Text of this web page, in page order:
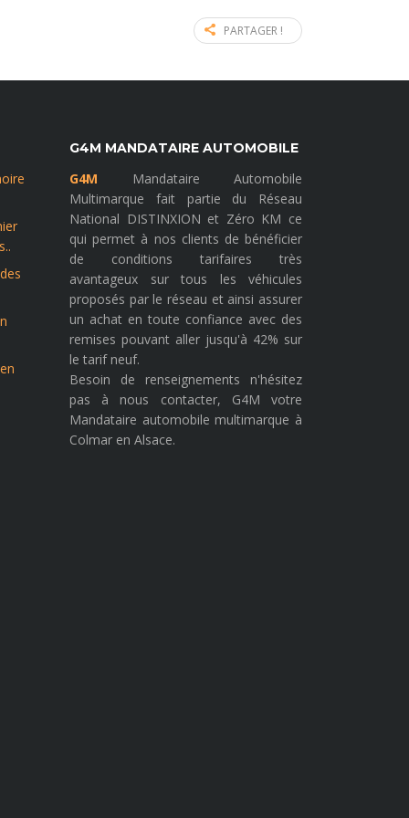
PARTAGER !
G4M MANDATAIRE AUTOMOBILE
G4M Mandataire Automobile
Multimarque fait partie du Réseau
National DISTINXION et Zéro KM ce
qui permet à nos clients de bénéficier
de conditions tarifaires très
avantageux sur tous les véhicules
proposés par le réseau et ainsi assurer
un achat en toute confiance avec des
remises pouvant aller jusqu'à 42% sur
le tarif neuf.
Besoin de renseignements n'hésitez
pas à nous contacter, G4M votre
Mandataire automobile multimarque à
Colmar en Alsace.